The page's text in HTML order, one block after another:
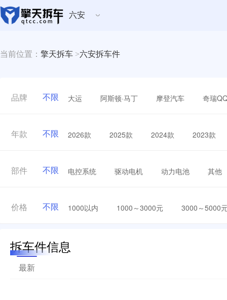
六安
当前位置： 擎天拆车 >六安拆车件
品牌 不限 大运 阿斯顿·马丁 摩登汽车 奇瑞
年款 不限 2026款 2025款 2024款 2023款
部件 不限 电控系统 驱动电机 动力电池 其他
价格 不限 1000以内 1000～3000元 3000～5000
拆车件信息
最新